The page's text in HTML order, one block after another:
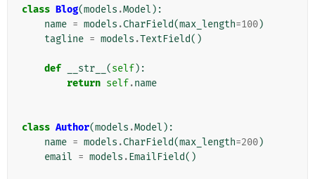
class Blog(models .Model ):
name = models .CharField(max_length=100)
tagline = models .TextField()
def __str__ (self):
return self.name
class Author(models .Model ):
name = models .CharField(max_length=200)
email = models .EmailField()